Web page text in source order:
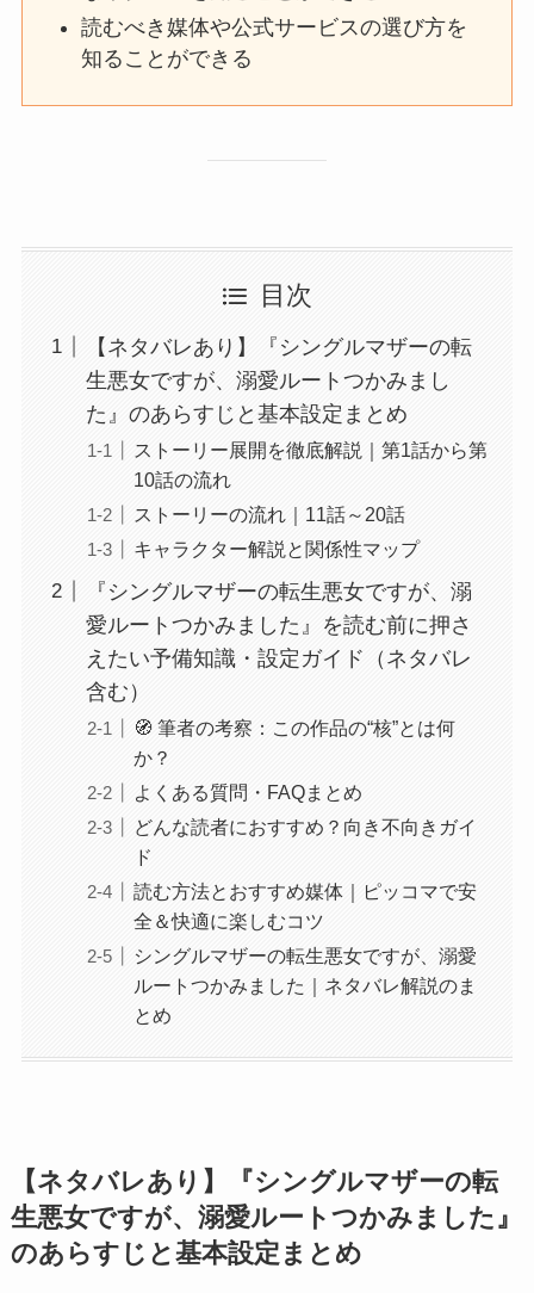
読むべき媒体や公式サービスの選び方を
知ることができる
目次
【ネタバレあり】『シングルマザーの転
生悪女ですが、溺愛ルートつかみまし
た』のあらすじと基本設定まとめ
ストーリー展開を徹底解説｜第1話から第
10話の流れ
ストーリーの流れ｜11話～20話
キャラクター解説と関係性マップ
『シングルマザーの転生悪女ですが、溺
愛ルートつかみました』を読む前に押さ
えたい予備知識・設定ガイド（ネタバレ
含む）
🧭 筆者の考察：この作品の“核”とは何
か？
よくある質問・FAQまとめ
どんな読者におすすめ？向き不向きガイ
ド
読む方法とおすすめ媒体｜ピッコマで安
全＆快適に楽しむコツ
シングルマザーの転生悪女ですが、溺愛
ルートつかみました｜ネタバレ解説のま
とめ
【ネタバレあり】『シングルマザーの転
生悪女ですが、溺愛ルートつかみました』
のあらすじと基本設定まとめ